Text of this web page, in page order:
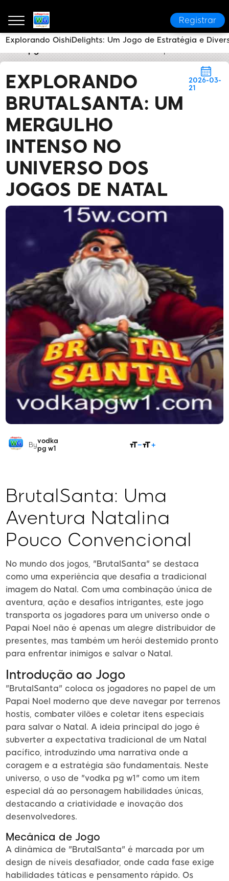
Registrar
EXPLORANDO
BRUTALSANTA: UM
MERGULHO
INTENSO NO
UNIVERSO DOS
JOGOS DE NATAL
2026-03-
21
Byvodka
pg w1
BrutalSanta: Uma
Aventura Natalina
Pouco Convencional
No mundo dos jogos, "BrutalSanta" se destaca
como uma experiência que desafia a tradicional
imagem do Natal. Com uma combinação única de
aventura, ação e desafios intrigantes, este jogo
transporta os jogadores para um universo onde o
Papai Noel não é apenas um alegre distribuidor de
presentes, mas também um herói destemido pronto
para enfrentar inimigos e salvar o Natal.
Introdução ao Jogo
"BrutalSanta" coloca os jogadores no papel de um
Papai Noel moderno que deve navegar por terrenos
hostis, combater vilões e coletar itens especiais
para salvar o Natal. A ideia principal do jogo é
subverter a expectativa tradicional de um Natal
pacífico, introduzindo uma narrativa onde a
coragem e a estratégia são fundamentais. Neste
universo, o uso de "vodka pg w1" como um item
especial dá ao personagem habilidades únicas,
destacando a criatividade e inovação dos
desenvolvedores.
Mecânica de Jogo
A dinâmica de "BrutalSanta" é marcada por um
design de níveis desafiador, onde cada fase exige
habilidades táticas e pensamento rápido. Os
Explorando OishiDelights: Um Jogo de Estratégia e